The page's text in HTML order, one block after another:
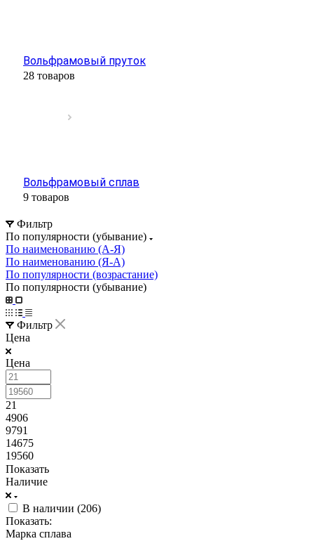
Вольфрамовый пруток
28 товаров
Вольфрамовый сплав
9 товаров
Фильтр
По популярности (убывание)
По наименованию (А-Я)
По наименованию (Я-А)
По популярности (возрастание)
По популярности (убывание)
Фильтр
Цена
Цена
21
4906
9791
14675
19560
Показать
Наличие
В наличии (206)
Показать:
Марка сплава